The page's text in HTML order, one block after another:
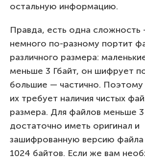
остальную информацию.
Правда, есть одна сложность
немного по-разному портит
различного размера:
меньше 3 Гбайт, он шифрует
большие — частично.
их требует наличия чистых
размера. Для файлов меньше 3
достаточно иметь оригинал и
зашифрованную версию
1024 байтов. Если же вам